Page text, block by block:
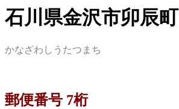
石川県金沢市卯辰町
かなざわしうたつまち
郵便番号 7桁